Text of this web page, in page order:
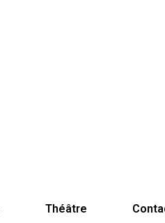
Théâtre